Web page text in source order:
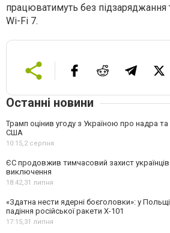
працюватимуть без підзаряджання
Wi-Fi 7.
Останні новини
Трамп оцінив угоду з Україною про надра
США
10:15,2 серпня
ЄС продовжив тимчасовий захист
виключення
18:42,31 липня
«Здатна нести ядерні боєголовки»: у
падіння російської ракети Х-101
17:15,31 липня